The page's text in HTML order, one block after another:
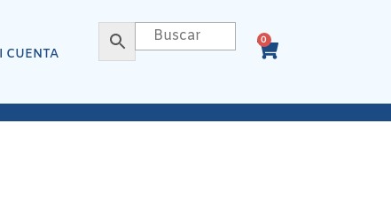
CUENTA
0